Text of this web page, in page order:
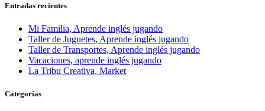
Entradas recientes
Mi Familia, Aprende inglés jugando
Taller de Juguetes, Aprende inglés jugando
Taller de Transportes, Aprende inglés jugando
Vacaciones, aprende inglés jugando
La Tribu Creativa, Market
Categorías